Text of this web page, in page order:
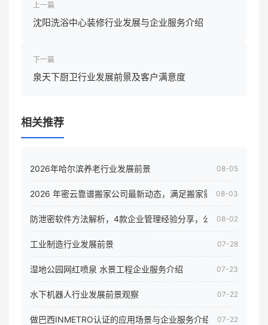
上一篇
沈阳洗浴中心装修行业发展与企业服务介绍
下一篇
泉天下厨卫行业发展前景及客户满意度
相关推荐
2026年哈尔滨养老行业发展前景 08-05
2026 年密云靠谱搬家公司最新动态，满足搬家需求！08-03
防泄密软件方法解析，4款企业管理经验分享，公司员工电脑核
08-02
工业制造行业发展前景 07-28
湿地公园网红喷泉 水景工程企业服务介绍 07-23
水下机器人行业发展前景观察 07-22
做巴西INMETRO认证的应用场景与企业服务介绍 07-22